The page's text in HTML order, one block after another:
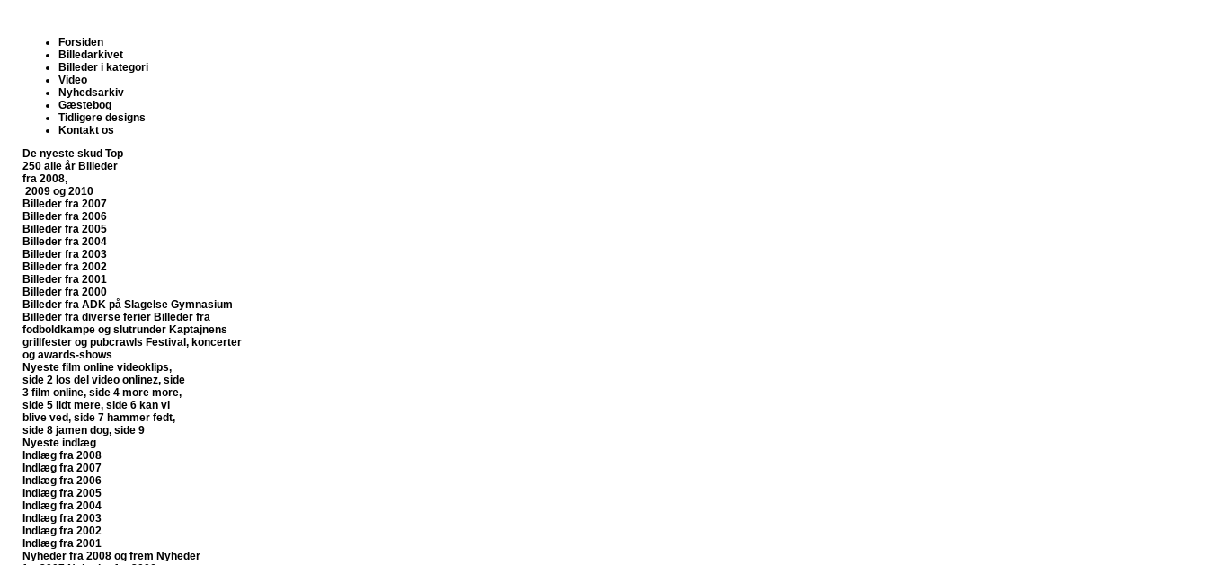
Forsiden
Billedarkivet
Billeder i kategori
Video
Nyhedsarkiv
Gæstebog
Tidligere designs
Kontakt os
De nyeste skud Top
250 alle år Billeder
fra 2008,
2009 og 2010
Billeder fra 2007
Billeder fra 2006
Billeder fra 2005
Billeder fra 2004
Billeder fra 2003
Billeder fra 2002
Billeder fra 2001
Billeder fra 2000
Billeder fra ADK på Slagelse Gymnasium
Billeder fra diverse ferier Billeder fra
fodboldkampe og slutrunder Kaptajnens
grillfester og pubcrawls Festival, koncerter
og awards-shows
Nyeste film online videoklips,
side 2 los del video onlinez, side
3 film online, side 4 more more,
side 5 lidt mere, side 6 kan vi
blive ved, side 7 hammer fedt,
side 8 jamen dog, side 9
Nyeste indlæg
Indlæg fra 2008
Indlæg fra 2007
Indlæg fra 2006
Indlæg fra 2005
Indlæg fra 2004
Indlæg fra 2003
Indlæg fra 2002
Indlæg fra 2001
Nyheder fra 2008 og frem Nyheder